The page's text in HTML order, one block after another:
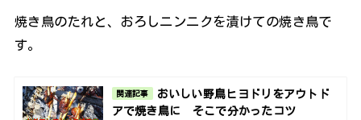
焼き鳥のたれと、おろしニンニクを漬けての焼き鳥で
す。
関連記事
おいしい野鳥ヒヨドリをアウトド
アで焼き鳥に そこで分かったコツ